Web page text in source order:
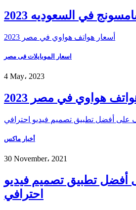
في السعوديه 2023
أسعار هواتف هواوي في مصر 2023
اسعار الموبايلات فى مصر
4 May، 2023
هواوي في مصر 2023
على أفضل تطبيق تصميم فيديو احترافي
أخبار ماكس
30 November، 2021
تطبيق تصميم فيديو
احترافي